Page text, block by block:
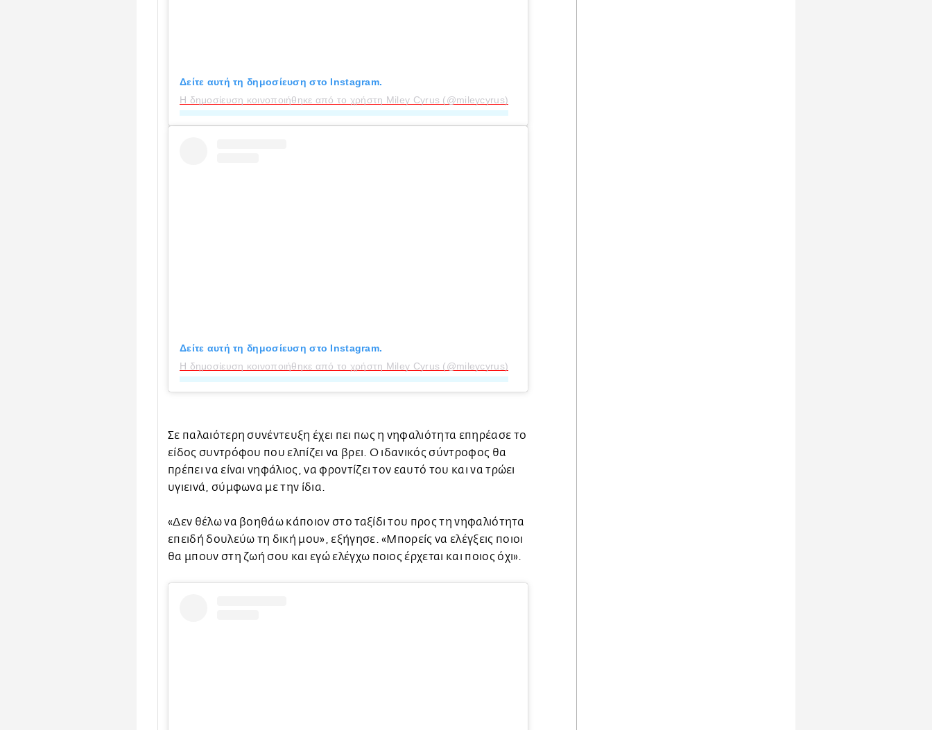
Δείτε αυτή τη δημοσίευση στο Instagram.
Η δημοσίευση κοινοποιήθηκε από το χρήστη Miley Cyrus (@mileycyrus)
Δείτε αυτή τη δημοσίευση στο Instagram.
Η δημοσίευση κοινοποιήθηκε από το χρήστη Miley Cyrus (@mileycyrus)
Σε παλαιότερη συνέντευξη έχει πει πως η νηφαλιότητα επηρέασε το
είδος συντρόφου που ελπίζει να βρει. Ο ιδανικός σύντροφος θα
πρέπει να είναι νηφάλιος, να φροντίζει τον εαυτό του και να τρώει
υγιεινά, σύμφωνα με την ίδια.
«Δεν θέλω να βοηθάω κάποιον στο ταξίδι του προς τη νηφαλιότητα
επειδή δουλεύω τη δική μου», εξήγησε. «Μπορείς να ελέγξεις ποιοι
θα μπουν στη ζωή σου και εγώ ελέγχω ποιος έρχεται και ποιος όχι».